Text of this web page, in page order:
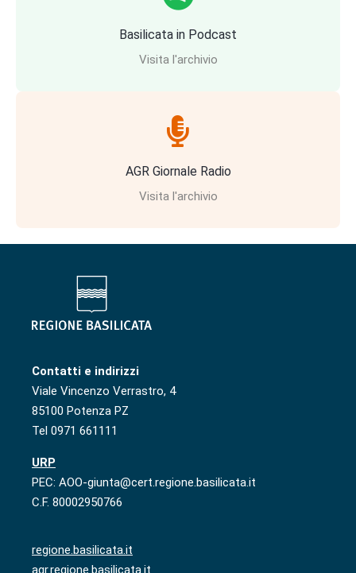
Basilicata in Podcast
Visita l'archivio
AGR Giornale Radio
Visita l'archivio
Contatti e indirizzi
Viale Vincenzo Verrastro, 4
85100 Potenza PZ
Tel 0971 661111
URP
PEC: AOO-giunta@cert.regione.basilicata.it
C.F. 80002950766
regione.basilicata.it
agr.regione.basilicata.it